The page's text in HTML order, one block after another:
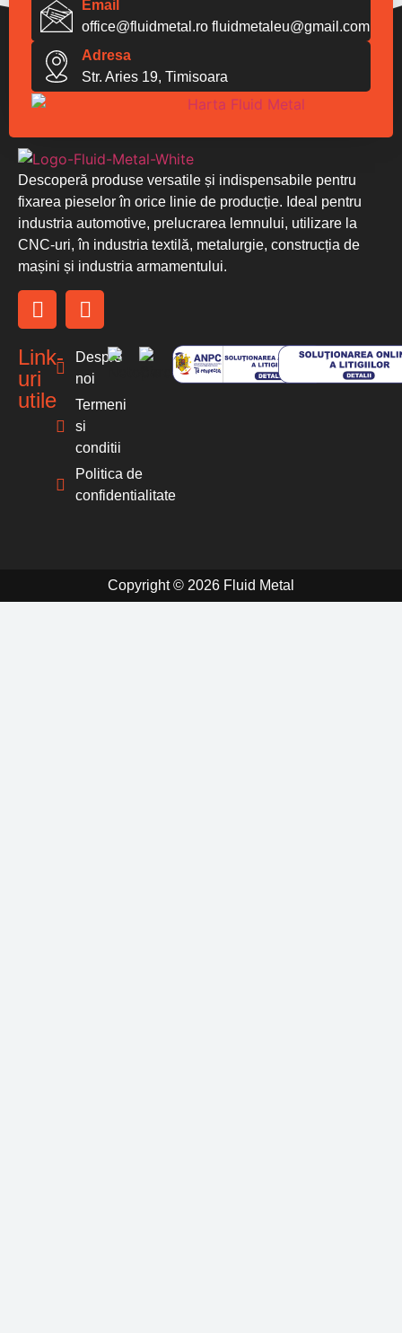
Descoperă produse versatile și indispensabile pentru
fixarea pieselor în orice linie de producție. Ideal pentru
industria automotive, prelucrarea lemnului, utilizare la
CNC-uri, în industria textilă, metalurgie, construcția de
mașini și industria armamentului.
Link-
uri
utile
Despre
noi
Termeni
si
conditii
Politica de
confidentialitate
Email
office@fluidmetal.ro fluidmetaleu@gmail.com
Adresa
Str. Aries 19, Timisoara
Copyright © 2026 Fluid Metal